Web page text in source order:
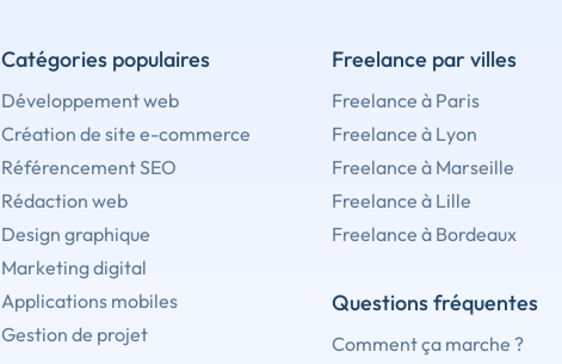
Catégories populaires
Développement web
Création de site e-commerce
Référencement SEO
Rédaction web
Design graphique
Marketing digital
Applications mobiles
Gestion de projet
Freelance par villes
Freelance à Paris
Freelance à Lyon
Freelance à Marseille
Freelance à Lille
Freelance à Bordeaux
Questions fréquentes
Comment ça marche ?